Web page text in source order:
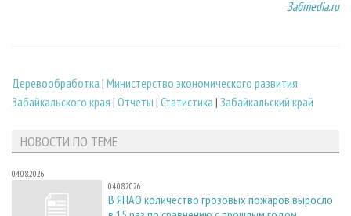
Забmedia.ru
Деревообработка | Министерство экономического развития
Забайкальского края | Отчеты | Статистика | Забайкальский край
НОВОСТИ ПО ТЕМЕ
04.08.2026
04.08.2026
В ЯНАО количество грозовых пожаров выросло